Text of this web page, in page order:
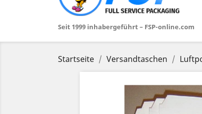
Seit 1999 inhabergeführt – FSP-online.com
Startseite Versandtaschen